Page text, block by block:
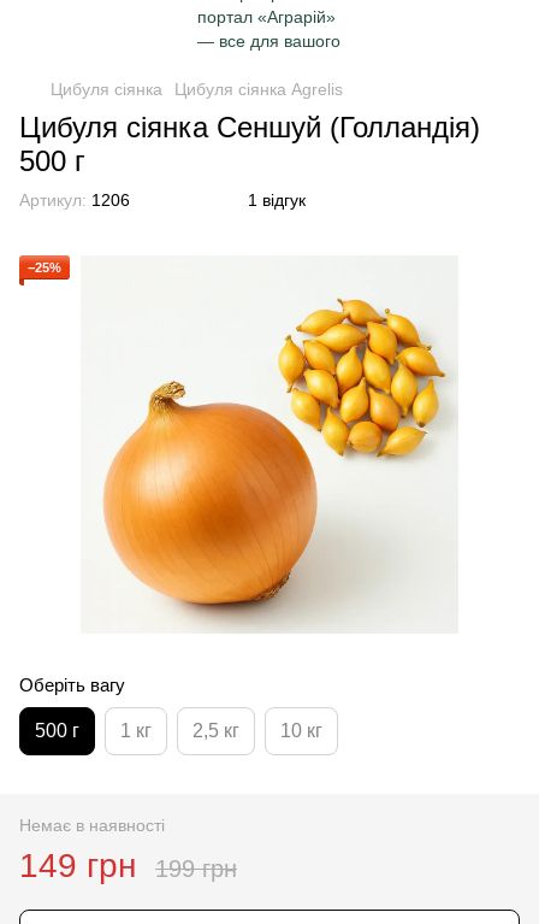
Цибуля сіянка Цибуля сіянка Agrelis
Цибуля сіянка Сеншуй (Голландія)
500 г
Артикул: 1206 1 відгук
−25%
Оберіть вагу
500 г 1 кг 2,5 кг 10 кг
Немає в наявності
149 грн 199 грн